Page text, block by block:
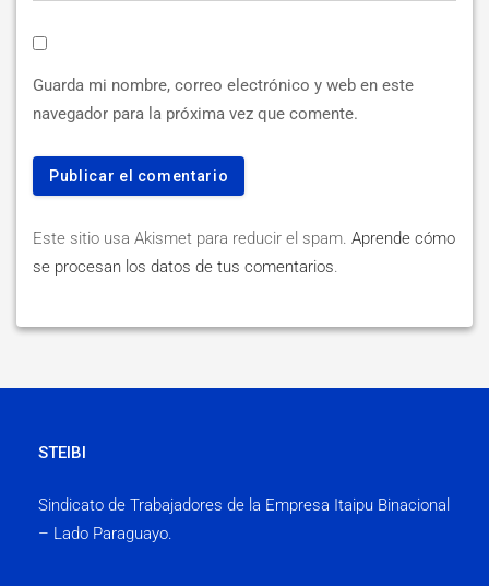
Guarda mi nombre, correo electrónico y web en este
navegador para la próxima vez que comente.
Este sitio usa Akismet para reducir el spam. Aprende cómo
se procesan los datos de tus comentarios.
STEIBI
Sindicato de Trabajadores de la Empresa Itaipu Binacional
– Lado Paraguayo.